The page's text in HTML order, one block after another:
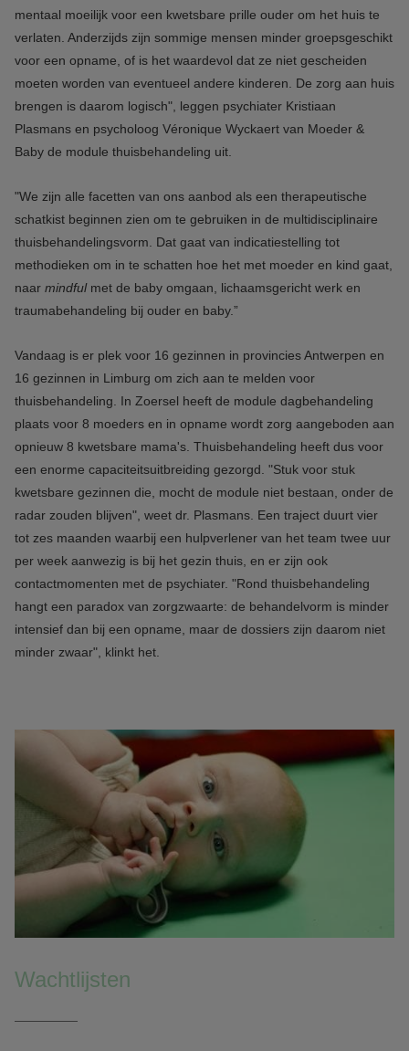
mentaal moeilijk voor een kwetsbare prille ouder om het huis te
verlaten. Anderzijds zijn sommige mensen minder groepsgeschikt
voor een opname, of is het waardevol dat ze niet gescheiden
moeten worden van eventueel andere kinderen . De zorg aan huis
brengen is daarom logisch", leggen psychiater Kristiaan
Plasmans en psycholoog Véronique Wyckaert van Moeder &
Baby de module thuisbehandeling uit.
"We zijn alle facetten van ons aanbod als een therapeutische
schatkist beginnen zien om te gebruiken in de multidisciplinaire
thuisbehandelingsvorm. Dat gaat van indicatiestelling tot
methodieken om in te schatten hoe het met moeder en kind gaat,
naar mindfulmet de baby omgaan, lichaamsgericht werk en
traumabehandeling bij ouder en baby.”
Vandaag is er plek voor 16 gezinnen in provincies Antwerpen en
16 gezinnen in Limburg om zich aan te melden voor
thuisbehandeling. In Zoersel heeft de module dagbehandeling
plaats voor 8 moeders en in opname wordt zorg aangeboden aan
opnieuw 8 kwetsbare mama's. Thuisbehandeling heeft dus voor
een enorme capaciteitsuitbreiding gezorgd. "Stuk voor stuk
kwetsbare gezinnen die, mocht de module niet bestaan, onder de
radar zouden blijven", weet dr. Plasmans. Een traject duurt vier
tot zes maanden waarbij een hulpverlener van het team twee uur
per week aanwezig is bij het gezin thuis, en er zijn ook
contactmomenten met de psychiater. "Rond thuisbehandeling
hangt een paradox van zorgzwaarte: de behandelvorm is minder
intensief dan bij een opname, maar de dossiers zijn daarom niet
minder zwaar", klinkt het.
Wachtlijsten